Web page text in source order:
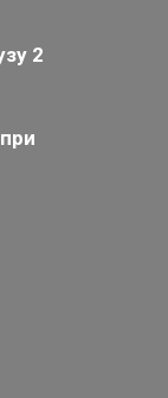
2